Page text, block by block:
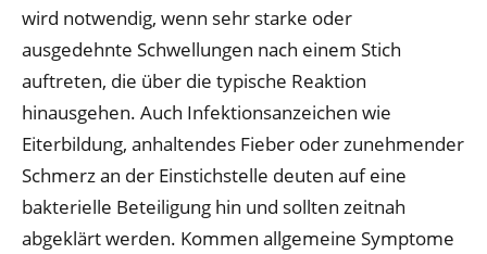
wird notwendig, wenn sehr starke oder
ausgedehnte Schwellungen nach einem Stich
auftreten, die über die typische Reaktion
hinausgehen. Auch Infektionsanzeichen wie
Eiterbildung, anhaltendes Fieber oder zunehmender
Schmerz an der Einstichstelle deuten auf eine
bakterielle Beteiligung hin und sollten zeitnah
abgeklärt werden. Kommen allgemeine Symptome